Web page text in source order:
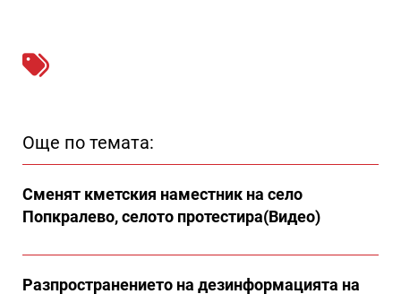
Още по темата:
Сменят кметския наместник на село
Попкралево, селото протестира(Видео)
Разпространението на дезинформацията на